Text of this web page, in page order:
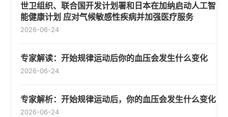
世卫组织、联合国开发计划署和日本在加纳启动人工智
能健康计划 应对气候敏感性疾病并加强医疗服务
2026-06-24
专家解读：开始规律运动后你的血压会发生什么变化
2026-06-24
专家解析：开始规律运动后，你的血压会发生什么变化
2026-06-24